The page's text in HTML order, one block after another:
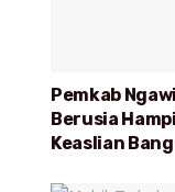
Pemkab
Berusia
Keaslian